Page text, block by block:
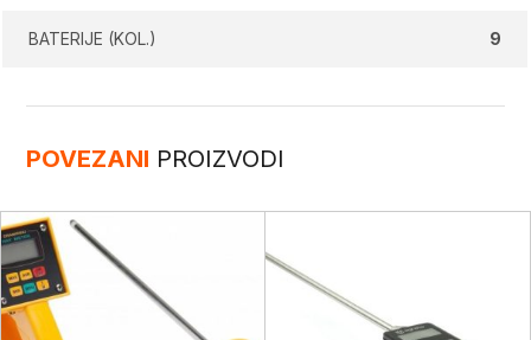
BATERIJE (KOL.) 9
POVEZANI PROIZVODI